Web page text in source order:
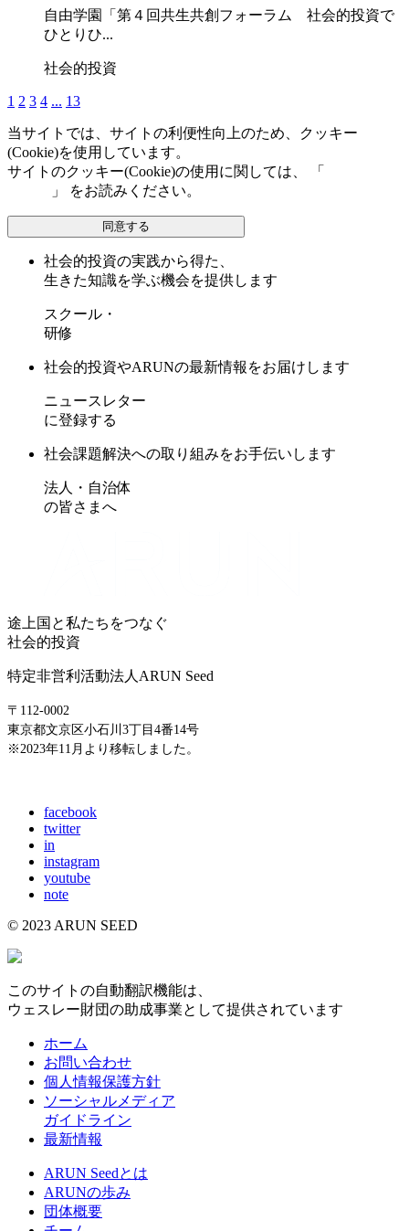
自由学園「第４回共生共創フォーラム 社会的投資で
ひとりひ...
社会的投資
1 2 3 4 ... 13
当サイトでは、サイトの利便性向上のため、クッキー
(Cookie)を使用しています。
サイトのクッキー(Cookie)の使用に関しては、 「
」 をお読みください。
同意する
社会的投資の実践から得た、
生きた知識を学ぶ機会を提供します
スクール・
研修
社会的投資やARUNの最新情報をお届けします
ニュースレター
に登録する
社会課題解決への取り組みをお手伝いします
法人・自治体
の皆さまへ
途上国と私たちをつなぐ
社会的投資
特定非営利活動法人ARUN Seed
〒112-0002
東京都文京区小石川3丁目4番14号
※2023年11月より移転しました。
facebook
twitter
in
instagram
youtube
note
© 2023 ARUN SEED
このサイトの自動翻訳機能は、
ウェスレー財団の助成事業として提供されています
ホーム
お問い合わせ
個人情報保護方針
ソーシャルメディア
ガイドライン
最新情報
ARUN Seedとは
ARUNの歩み
団体概要